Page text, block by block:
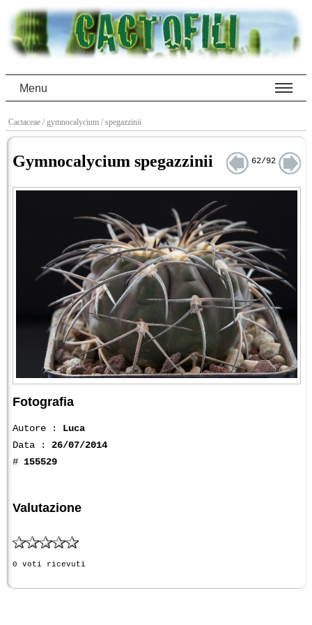
Menu
Cactaceae / gymnocalycium / spegazzinii
Gymnocalycium spegazzinii 62/92
Fotografia
Autore : Luca
Data : 26/07/2014
# 155529
Valutazione
0 voti ricevuti